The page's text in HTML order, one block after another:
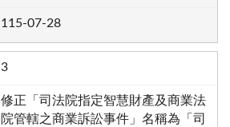
115-07-28
3
修正「司法院指定智慧財產及商業法
院管轄之商業訴訟事件」名稱為「司